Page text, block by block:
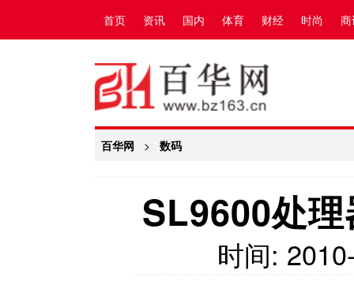
首页 资讯 国内 体育 财经 时尚
百华网 > 数码
SL9600处
时间: